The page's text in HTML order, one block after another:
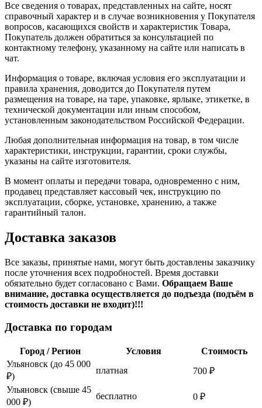
Все сведения о товарах, представленных на сайте, носят
справочный характер и в случае возникновения у Покупателя
вопросов, касающихся свойств и характеристик Товара,
Покупатель должен обратиться за консультацией по
контактному телефону, указанному на сайте или написать в
чат.
Информация о товаре, включая условия его эксплуатации и
правила хранения, доводится до Покупателя путем
размещения на товаре, на таре, упаковке, ярлыке, этикетке, в
технической документации или иным способом,
установленным законодательством Российской Федерации.
Любая дополнительная информация на товар, в том числе
характеристики, инструкции, гарантии, сроки службы,
указаны на сайте изготовителя.
В момент оплаты и передачи товара, одновременно с ним,
продавец представляет кассовый чек, инструкцию по
эксплуатации, сборке, установке, хранению, а также
гарантийный талон.
Доставка заказов
Все заказы, принятые нами, могут быть доставлены заказчику
после уточнения всех подробностей. Время доставки
обязательно будет согласовано с Вами. Обращаем Ваше
внимание, доставка осуществляется до подъезда (подъём в
стоимость доставки не входит)!!!
Доставка по городам
Город / Регион Условия
Стоимость
Ульяновск (до 45 000
₽)
платная
700 ₽
Ульяновск (свыше 45
000 ₽)
бесплатно
0 ₽